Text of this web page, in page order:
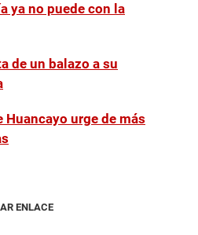
ya no puede con la
de un balazo a su
urge de más
ENLACE